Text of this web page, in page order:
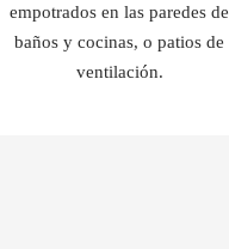
empotrados en las paredes de
baños y cocinas, o patios de
ventilación.